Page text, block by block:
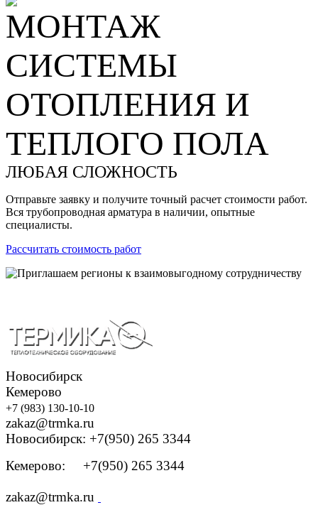
МОНТАЖ
СИСТЕМЫ
ОТОПЛЕНИЯ И
ТЕПЛОГО ПОЛА
ЛЮБАЯ СЛОЖНОСТЬ
Отправьте заявку и получите точный расчет стоимости работ.
Вся трубопроводная арматура в наличии, опытные
специалисты.
Рассчитать стоимость работ
Новосибирск
Кемерово
+7 (983) 130-10-10
zakaz@trmka.ru
Новосибирск: +7(950) 265 3344
Кемерово: +7(950) 265 3344
zakaz@trmka.ru